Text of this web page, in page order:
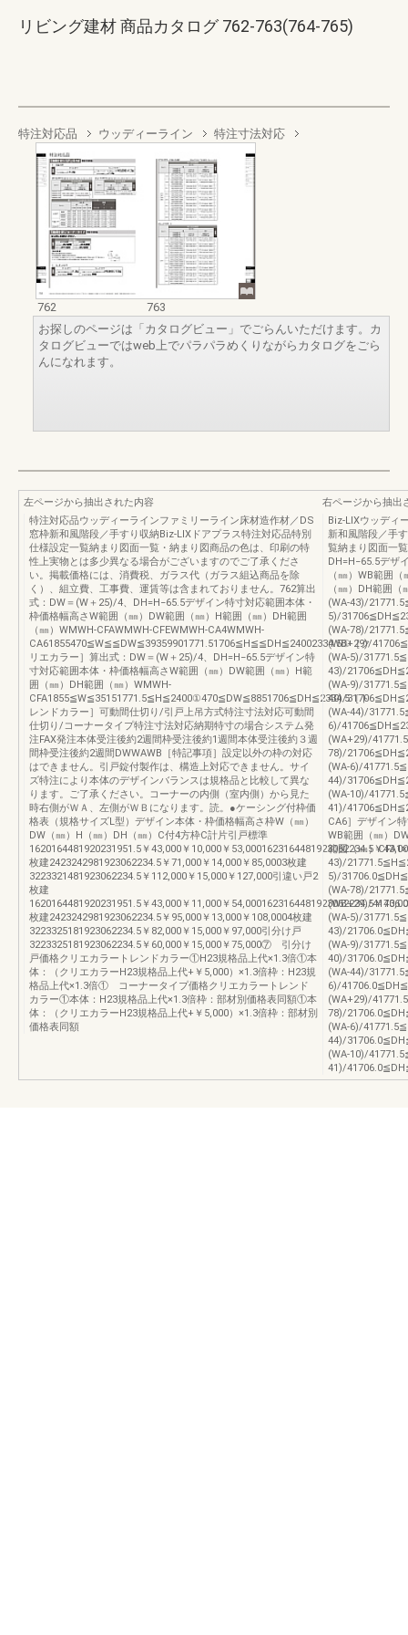
リビング建材 商品カタログ 762-763(764-765)
特注対応品 ウッディーライン 特注寸法対応
762
763
お探しのページは「カタログビュー」でごらんいただけます。カ
タログビューではweb上でパラパラめくりながらカタログをごら
んになれます。
左ページから抽出された内容
特注対応品ウッディーラインファミリーライン床材造作材／DS
窓枠新和風階段／手すり収納Biz-LIXドアプラス特注対応品特別
仕様設定一覧納まり図面一覧・納まり図商品の色は、印刷の特
性上実物とは多少異なる場合がございますのでご了承くださ
い。掲載価格には、消費税、ガラス代（ガラス組込商品を除
く）、組立費、工事費、運賃等は含まれておりません。762算出
式：DW＝(W＋25)/4、DH=H−65.5デザイン特寸対応範囲本体・
枠価格幅高さW範囲（㎜）DW範囲（㎜）H範囲（㎜）DH範囲
（㎜）WMWH-CFAWMWH-CFEWMWH-CA4WMWH-
CA61855470≦W≦≦DW≦39359901771.51706≦H≦≦DH≦24002334.5①［ク
リエカラー］算出式：DW＝(W＋25)/4、DH=H−65.5デザイン特
寸対応範囲本体・枠価格幅高さW範囲（㎜）DW範囲（㎜）H範
囲（㎜）DH範囲（㎜）WMWH-
CFA1855≦W≦35151771.5≦H≦2400①470≦DW≦8851706≦DH≦2334.5［ト
レンドカラー］可動間仕切り/引戸上吊方式特注寸法対応可動間
仕切り/コーナータイプ特注寸法対応納期特寸の場合システム発
注FAX発注本体受注後約2週間枠受注後約1週間本体受注後約３週
間枠受注後約2週間DWWAWB［特記事項］設定以外の枠の対応
はできません。引戸錠付製作は、構造上対応できません。サイ
ズ特注により本体のデザインバランスは規格品と比較して異な
ります。ご了承ください。コーナーの内側（室内側）から見た
時右側がＷＡ、左側がＷＢになります。読。●ケーシング付枠価
格表（規格サイズL型）デザイン本体・枠価格幅高さ枠W（㎜）
DW（㎜）H（㎜）DH（㎜）C付4方枠C計片引戸標準
1620164481920231951.5￥43,000￥10,000￥53,0001623164481923062234.5￥
枚建2423242981923062234.5￥71,000￥14,000￥85,0003枚建
3223321481923062234.5￥112,000￥15,000￥127,000引違い戸2
枚建
1620164481920231951.5￥43,000￥11,000￥54,0001623164481923062234.5￥
枚建2423242981923062234.5￥95,000￥13,000￥108,0004枚建
3223325181923062234.5￥82,000￥15,000￥97,000引分け戸
3223325181923062234.5￥60,000￥15,000￥75,000⑦ 引分け
戸価格クリエカラートレンドカラー①H23規格品上代×1.3倍①本
体：（クリエカラーH23規格品上代+￥5,000）×1.3倍枠：H23規
格品上代×1.3倍① コーナータイプ価格クリエカラートレンド
カラー①本体：H23規格品上代×1.3倍枠：部材別価格表同額①本
体：（クリエカラーH23規格品上代+￥5,000）×1.3倍枠：部材別
価格表同額
右ページから抽出
Biz-LIXウッディ
新和風階段／手
覧納まり図面一
DH=H−65.5デザ
（㎜）WB範囲
（㎜）DH範囲
(WA-43)/
5)/
(WA-78)/
(WB+29)/
(WA-5)/
43)/
(WA-9)/
40)/
(WA-44)/
6)/
(WA+29)/
78)/
(WA-6)/
44)/
(WA-10)/
41)/
CA6］デザイン
WB範囲（㎜）
範囲（㎜）
43)/
5)/
(WA-78)/
(WB+29)/
(WA-5)/
43)/
(WA-9)/
40)/
(WA-44)/
6)/
(WA+29)/
78)/
(WA-6)/
44)/
(WA-10)/
41)/